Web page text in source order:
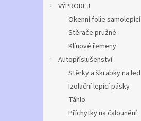
VÝPRODEJ
Okenní folie samolepící
Stěrače pružné
Klínové řemeny
Autopříslušenství
Stěrky a škrabky na led
Izolační lepící pásky
Táhlo
Příchytky na čalounění